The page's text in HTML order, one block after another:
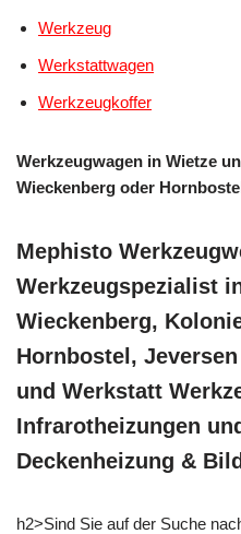
Werkzeug
Werkstattwagen
Werkzeugkoffer
Werkzeugwagen in Wietze
Wieckenberg oder
Mephisto
Werkzeugspezialist
Wieckenberg,
Hornbostel,
und Werkstatt
Infrarotheizungen
Deckenheizung &
h2>Sind Sie auf der Suche